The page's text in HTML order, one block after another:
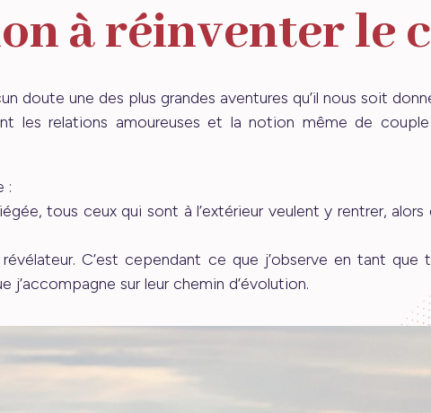
à réinventer le
doute une des plus grandes aventures qu’il nous soit
les relations amoureuses et la notion même de
:
tous ceux qui sont à l’extérieur veulent y rentrer,
C’est cependant ce que j’observe en tant que
j’accompagne sur leur chemin d’évolution.